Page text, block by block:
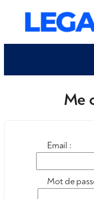
contenu
Me
Email :
Mot de